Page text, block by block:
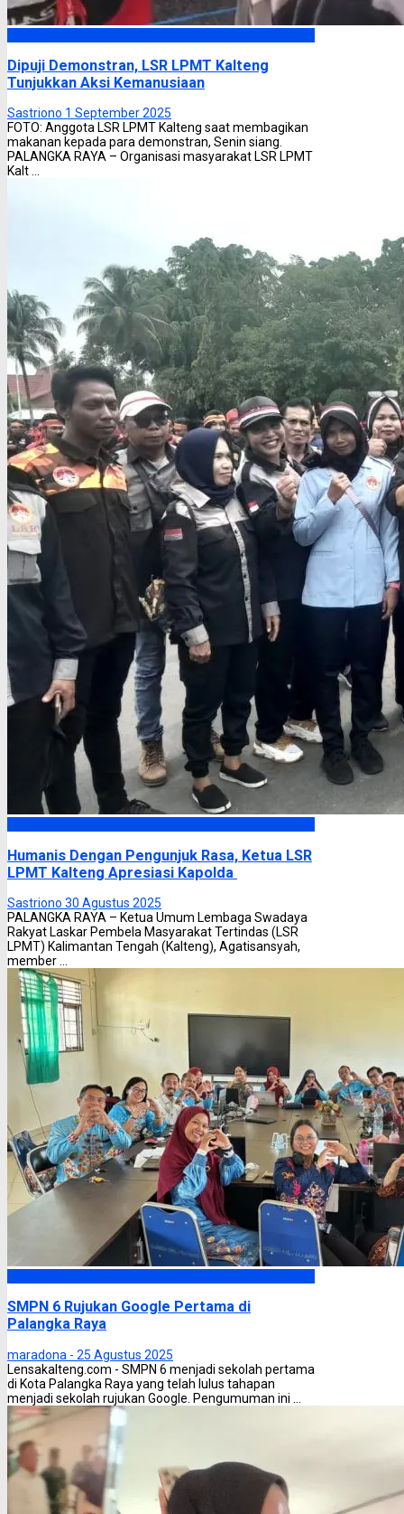
Dipuji Demonstran, LSR LPMT Kalteng
Tunjukkan Aksi Kemanusiaan
Sastriono 1 September 2025
FOTO: Anggota LSR LPMT Kalteng saat membagikan
makanan kepada para demonstran, Senin siang.
PALANGKA RAYA – Organisasi masyarakat LSR LPMT
Kalt ...
Humanis Dengan Pengunjuk Rasa, Ketua LSR
LPMT Kalteng Apresiasi Kapolda
Sastriono 30 Agustus 2025
PALANGKA RAYA – Ketua Umum Lembaga Swadaya
Rakyat Laskar Pembela Masyarakat Tertindas (LSR
LPMT) Kalimantan Tengah (Kalteng), Agatisansyah,
member ...
SMPN 6 Rujukan Google Pertama di
Palangka Raya
maradona - 25 Agustus 2025
Lensakalteng.com - SMPN 6 menjadi sekolah pertama
di Kota Palangka Raya yang telah lulus tahapan
menjadi sekolah rujukan Google. Pengumuman ini ...